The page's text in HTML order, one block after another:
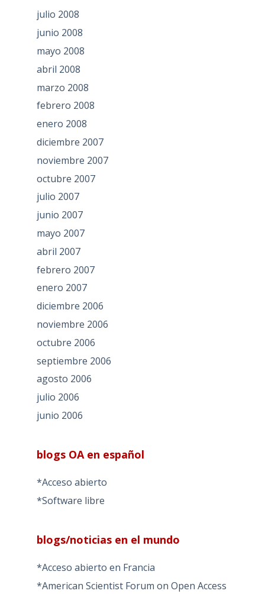
julio 2008
junio 2008
mayo 2008
abril 2008
marzo 2008
febrero 2008
enero 2008
diciembre 2007
noviembre 2007
octubre 2007
julio 2007
junio 2007
mayo 2007
abril 2007
febrero 2007
enero 2007
diciembre 2006
noviembre 2006
octubre 2006
septiembre 2006
agosto 2006
julio 2006
junio 2006
blogs OA en español
*Acceso abierto
*Software libre
blogs/noticias en el mundo
*Acceso abierto en Francia
*American Scientist Forum on Open Access